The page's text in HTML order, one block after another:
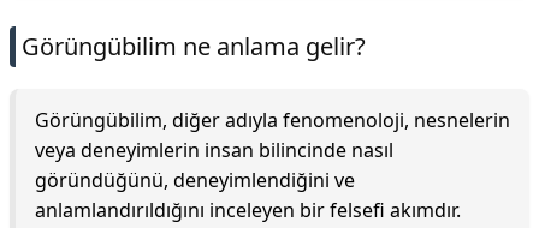
Görüngübilim ne anlama gelir?
Görüngübilim, diğer adıyla fenomenoloji, nesnelerin
veya deneyimlerin insan bilincinde nasıl
göründüğünü, deneyimlendiğini ve
anlamlandırıldığını inceleyen bir felsefi akımdır.